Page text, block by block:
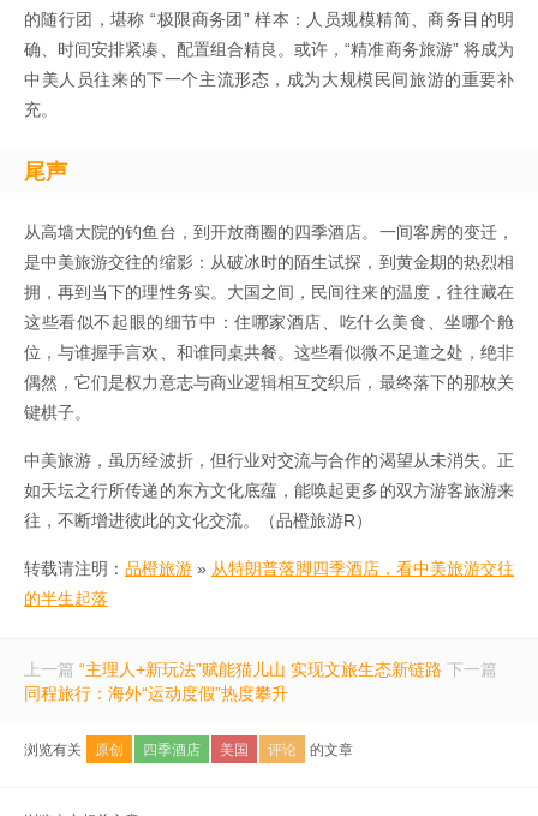
的随行团，堪称 “极限商务团” 样本：人员规模精简、商务目的明
确、时间安排紧凑、配置组合精良。或许，“精准商务旅游” 将成为
中美人员往来的下一个主流形态，成为大规模民间旅游的重要补
充。
尾声
从高墙大院的钓鱼台，到开放商圈的四季酒店。一间客房的变迁，
是中美旅游交往的缩影：从破冰时的陌生试探，到黄金期的热烈相
拥，再到当下的理性务实。大国之间，民间往来的温度，往往藏在
这些看似不起眼的细节中：住哪家酒店、吃什么美食、坐哪个舱
位，与谁握手言欢、和谁同桌共餐。这些看似微不足道之处，绝非
偶然，它们是权力意志与商业逻辑相互交织后，最终落下的那枚关
键棋子。
中美旅游，虽历经波折，但行业对交流与合作的渴望从未消失。正
如天坛之行所传递的东方文化底蕴，能唤起更多的双方游客旅游来
往，不断增进彼此的文化交流。（品橙旅游R）
转载请注明： 品橙旅游 » 从特朗普落脚四季酒店，看中美旅游交往
的半生起落
上一篇 “主理人+新玩法”赋能猫儿山 实现文旅生态新链路 下一篇
同程旅行：海外“运动度假”热度攀升
浏览有关 原创 四季酒店 美国 评论 的文章